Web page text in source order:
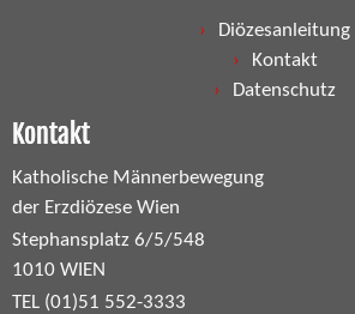
Diözesanleitung
Kontakt
Datenschutz
Kontakt
Katholische Männerbewegung
der Erzdiözese Wien
Stephansplatz 6/5/548
1010 WIEN
TEL (01)51 552-3333